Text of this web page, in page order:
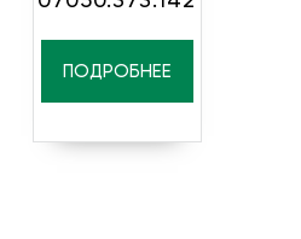
ПОДРОБНЕЕ